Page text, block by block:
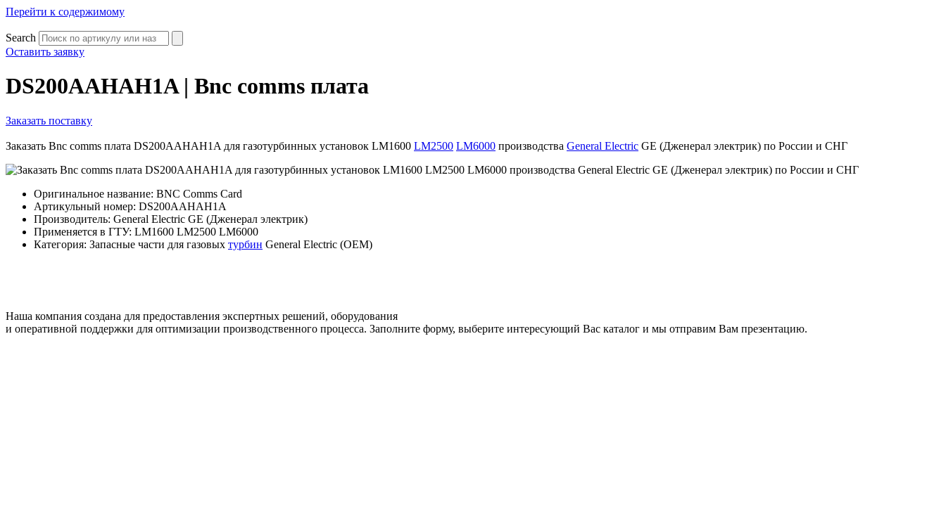
Перейти к содержимому
Search
Оставить заявку
DS200AAHAH1A | Bnc comms плата
Заказать поставку
Заказать Bnc comms плата DS200AAHAH1A для газотурбинных установок LM1600 LM2500 LM6000 производства General Electric GE (Дженерал электрик) по России и СНГ
Оригинальное название: BNC Comms Card
Артикульный номер: DS200AAHAH1A
Производитель: General Electric GE (Дженерал электрик)
Применяется в ГТУ: LM1600 LM2500 LM6000
Категория: Запасные части для газовых турбин General Electric (OEM)
Наша компания создана для предоставления экспертных решений, оборудования
и оперативной поддержки для оптимизации производственного процесса. Заполните форму, выберите интересующий Вас каталог и мы отправим Вам презентацию.